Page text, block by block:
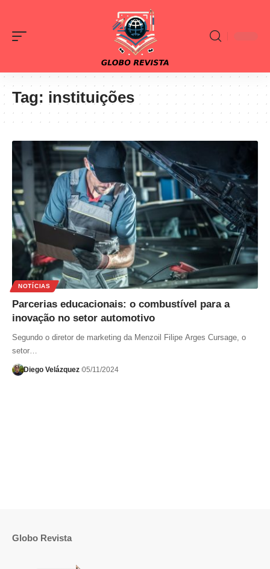
Tag: instituições
NOTÍCIAS
Parcerias educacionais: o combustível para a
inovação no setor automotivo
Segundo o diretor de marketing da Menzoil Filipe Arges Cursage, o
setor…
Diego Velázquez 05/11/2024
Globo Revista